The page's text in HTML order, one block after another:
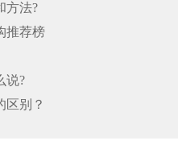
方法?
推荐榜
说?
区别？